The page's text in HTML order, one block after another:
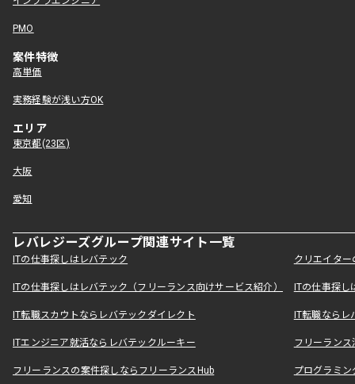
PMO
案件特徴
高単価
実務経験が浅い方OK
エリア
東京都(23区)
大阪
愛知
レバレジーズグループ関連サイト一覧
ITの仕事探しはレバテック クリエイタ
ITの仕事探しはレバテック（フリーランス向けサービス紹介） ITの仕事探
IT転職スカウトならレバテックダイレクト IT転職なら
ITエンジニア就活ならレバテックルーキー フリーラン
フリーランスの案件探しならフリーランスHub プログラミ